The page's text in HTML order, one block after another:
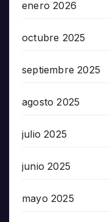
enero 2026
octubre 2025
septiembre 2025
agosto 2025
julio 2025
junio 2025
mayo 2025